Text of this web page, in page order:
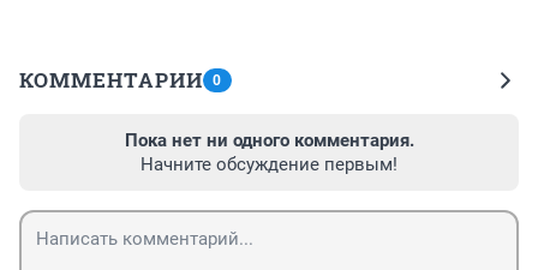
КОММЕНТАРИИ 0
Пока нет ни одного комментария.
Начните обсуждение первым!